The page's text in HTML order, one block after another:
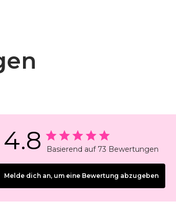
4.8 Basierend auf 73 Bewertungen
Melde dich an, um eine Bewertung abzugeben